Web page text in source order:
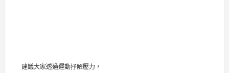
建議大家透過運動抒解壓力，